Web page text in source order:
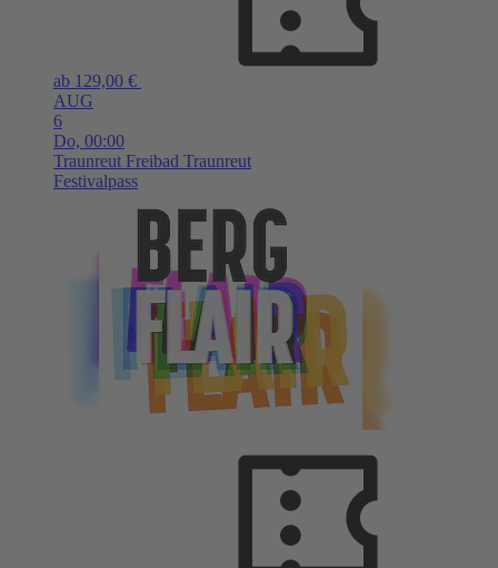
ab 129,00 €
AUG
6
Do, 00:00
Traunreut Freibad Traunreut
Festivalpass